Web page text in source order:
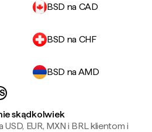
BSD na CAD
BSD na CHF
BSD na AMD
skądkolwiek
EUR, MXN i BRL klientom i